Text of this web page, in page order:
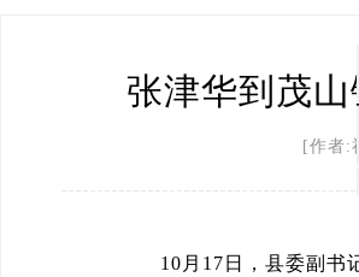
张津华到茂
[作
10月17日，县委副书